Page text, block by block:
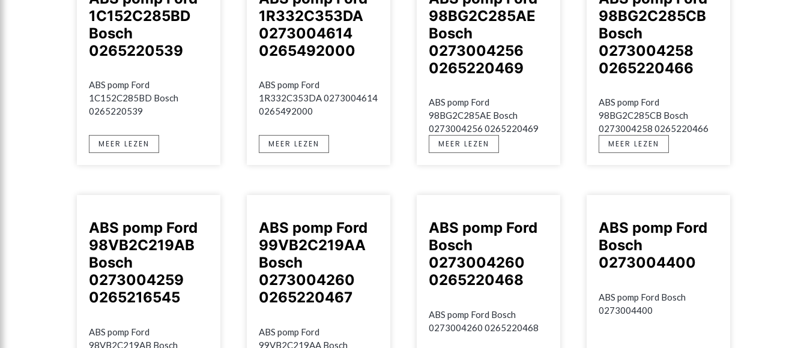
1C152C285BD
Bosch
0265220539
ABS pomp Ford
1C152C285BD Bosch
0265220539
MEER LEZEN
1R332C353DA
0273004614
0265492000
ABS pomp Ford
1R332C353DA 0273004614
0265492000
MEER LEZEN
98BG2C285AE
Bosch
0273004256
0265220469
ABS pomp Ford
98BG2C285AE Bosch
0273004256 0265220469
MEER LEZEN
98BG2C285CB
Bosch
0273004258
0265220466
ABS pomp Ford
98BG2C285CB Bosch
0273004258 0265220466
MEER LEZEN
ABS pomp Ford
98VB2C219AB
Bosch
0273004259
0265216545
ABS pomp Ford
98VB2C219AB Bosch
ABS pomp Ford
99VB2C219AA
Bosch
0273004260
0265220467
ABS pomp Ford
99VB2C219AA Bosch
ABS pomp Ford
Bosch
0273004260
0265220468
ABS pomp Ford Bosch
0273004260 0265220468
ABS pomp Ford
Bosch
0273004400
ABS pomp Ford Bosch
0273004400